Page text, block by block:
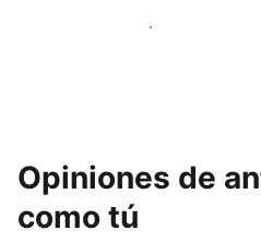
Llega a nuevos clientes hoy
Opiniones de
como tú